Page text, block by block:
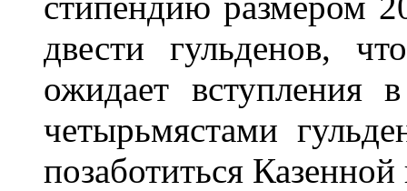
двести гульденов,
ожидает вступления
четырьмястами
позаботиться Казенной